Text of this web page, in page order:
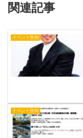
関連記事
イベント告知
イベント告知